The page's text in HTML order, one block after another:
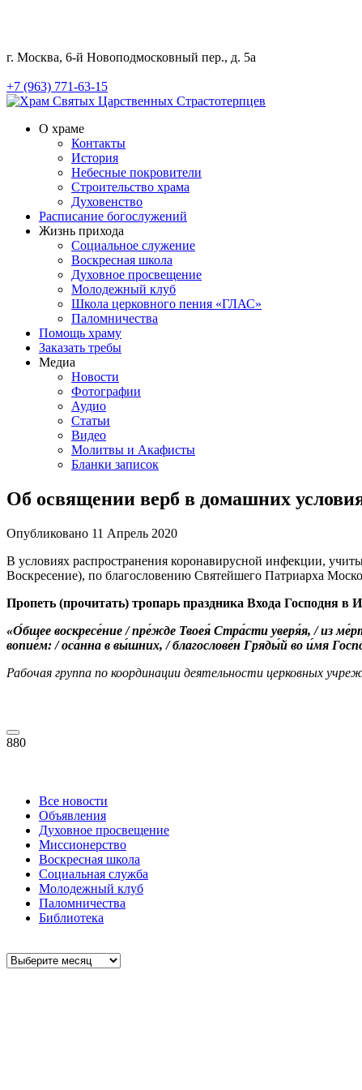
г. Москва, 6-й Новоподмосковный пер., д. 5а
+7 (963) 771-63-15
О храме
Контакты
История
Небесные покровители
Строительство храма
Духовенство
Расписание богослужений
Жизнь прихода
Социальное служение
Воскресная школа
Духовное просвещение
Молодежный клуб
Школа церковного пения «ГЛАС»
Паломничества
Помощь храму
Заказать требы
Медиа
Новости
Фотографии
Аудио
Статьи
Видео
Молитвы и Акафисты
Бланки записок
Об освящении верб в домашних
Опубликовано 11 Апрель 2020
В условиях распространения коронавирусной инфекции,
Воскресение), по благословению Святейшего Патриарха
Пропеть (прочитать) тропарь праздника Входа Господня в
«О́бщее воскресе́ние / пре́жде Твоея́ Стра́сти уверя́я, / из
вопие́м: / оса́нна в вы́шних, / благослове́н Гряды́й во и́мя
Рабочая группа по координации деятельности церковных
880
Все новости
Объявления
Духовное просвещение
Миссионерство
Воскресная школа
Социальная служба
Молодежный клуб
Паломничества
Библиотека